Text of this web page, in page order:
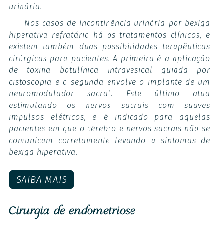
urinária.
Nos casos de incontinência urinária por bexiga
hiperativa refratária há os tratamentos clínicos, e
existem também duas possibilidades terapêuticas
cirúrgicas para pacientes. A primeira é a aplicação
de toxina botulínica intravesical guiada por
cistoscopia e a segunda envolve o implante de um
neuromodulador sacral. Este último atua
estimulando os nervos sacrais com suaves
impulsos elétricos, e é indicado para aquelas
pacientes em que o cérebro e nervos sacrais não se
comunicam corretamente levando a sintomas de
bexiga hiperativa.
SAIBA MAIS
Cirurgia de endometriose